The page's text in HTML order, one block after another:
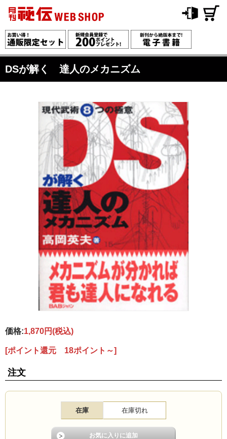
DSが解く 達人のメカニズム
価格:1,870円(税込)
[ポイント還元 18ポイント～]
注文
在庫 在庫切れ